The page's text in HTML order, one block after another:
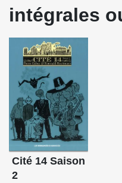
intégrales
Cité 14 Saison
2